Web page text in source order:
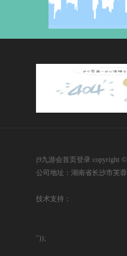
j9九游会首页登录 copyright
公司地址：湖南省长沙市芙
技术支持：
"));